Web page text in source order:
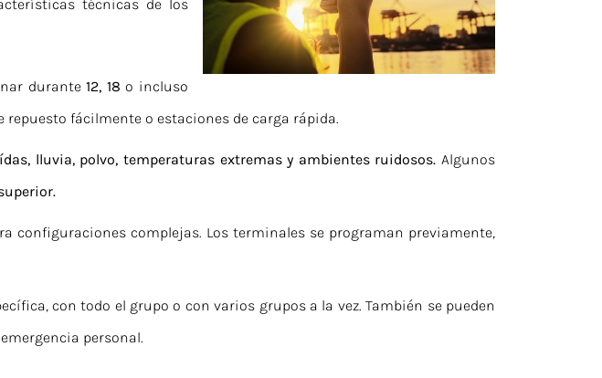
técnicas de los
durante12, 18 o incluso
repuesto fácilmente o estaciones de carga rápida.
lluvia, polvo, temperaturas extremas y ambientes ruidosos. Algunos
configuraciones complejas. Los terminales se programan previamente,
con todo el grupo o con varios grupos a la vez. También se pueden
personal.